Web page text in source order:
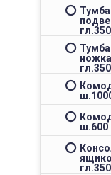
гл.350
гл.350
ш.600
гл.350